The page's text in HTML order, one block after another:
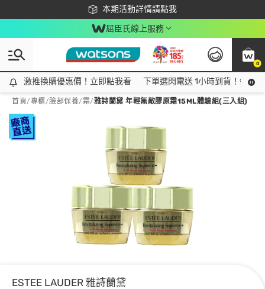
本期活動詳情請點我
下載app最高回饋$350
屈臣氏線上服務
0
激推換購優惠價！立即點我看
激推換購優惠價！立即點我看 下單選閃電送 1小時到貨！領神
首頁/專櫃/臉部保養/霜/雅詩蘭黛 年輕無敵膠原霜15ML體驗組(三入組)
ESTEE LAUDER 雅詩蘭黛